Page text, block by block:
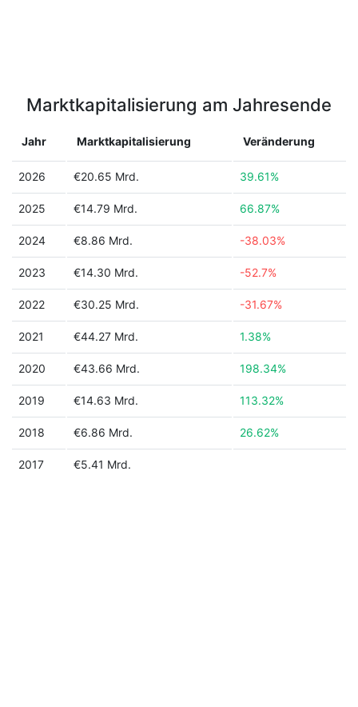
Marktkapitalisierung am Jahresende
Jahr Marktkapitalisierung Veränderung
2026 €20.65 Mrd. 39.61%
2025 €14.79 Mrd. 66.87%
2024 €8.86 Mrd. -38.03%
2023 €14.30 Mrd. -52.7%
2022 €30.25 Mrd. -31.67%
2021 €44.27 Mrd. 1.38%
2020 €43.66 Mrd. 198.34%
2019 €14.63 Mrd. 113.32%
2018 €6.86 Mrd. 26.62%
2017 €5.41 Mrd.